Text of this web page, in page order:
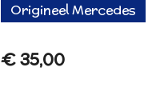
Origineel Mercedes
€ 35,00